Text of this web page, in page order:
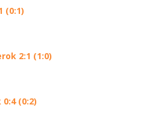
(0:1)
2:1 (1:0)
(0:2)